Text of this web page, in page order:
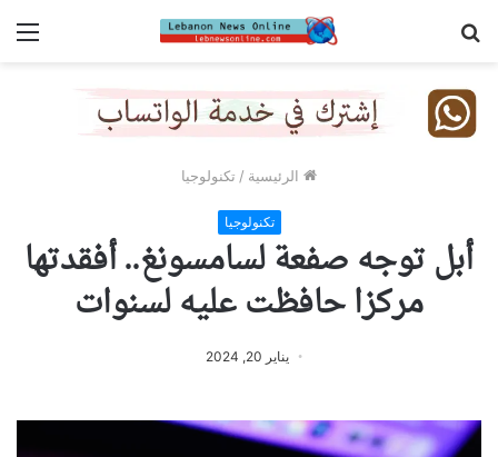
الرئيسية / تكنولوجيا
تكنولوجيا
أبل توجه صفعة لسامسونغ.. أفقدتها
مركزا حافظت عليه لسنوات
يناير 20, 2024